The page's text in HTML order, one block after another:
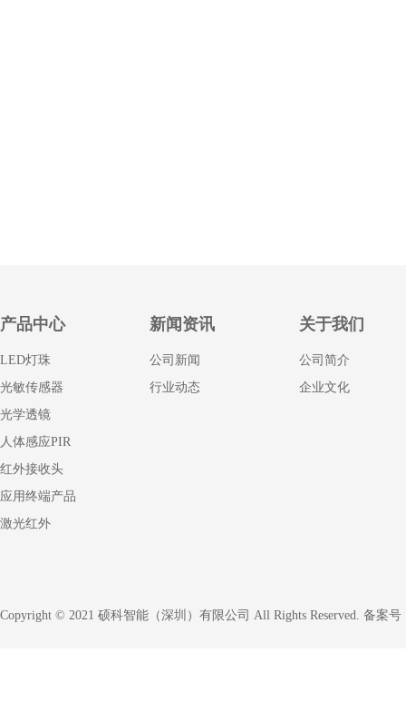
产品中心
LED灯珠
光敏传感器
光学透镜
人体感应PIR
红外接收头
应用终端产品
激光红外
新闻资讯
公司新闻
行业动态
关于我们
公司简介
企业文化
Copyright © 2021 硕科智能（深圳）有限公司 All Rights Reserved. 备案号